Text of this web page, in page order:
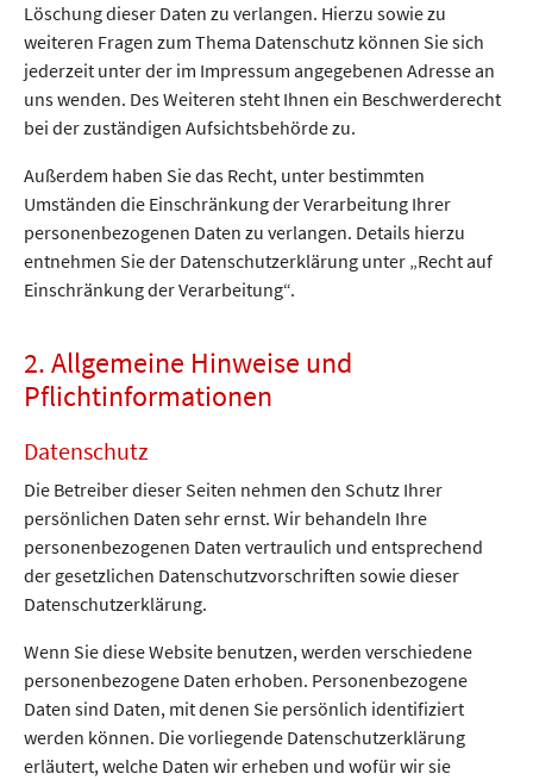
Löschung dieser Daten zu verlangen. Hierzu sowie zu
weiteren Fragen zum Thema Datenschutz können Sie sich
jederzeit unter der im Impressum angegebenen Adresse an
uns wenden. Des Weiteren steht Ihnen ein Beschwerderecht
bei der zuständigen Aufsichtsbehörde zu.
Außerdem haben Sie das Recht, unter bestimmten
Umständen die Einschränkung der Verarbeitung Ihrer
personenbezogenen Daten zu verlangen. Details hierzu
entnehmen Sie der Datenschutzerklärung unter „Recht auf
Einschränkung der Verarbeitung“.
2. Allgemeine Hinweise und
Pflichtinformationen
Datenschutz
Die Betreiber dieser Seiten nehmen den Schutz Ihrer
persönlichen Daten sehr ernst. Wir behandeln Ihre
personenbezogenen Daten vertraulich und entsprechend
der gesetzlichen Datenschutzvorschriften sowie dieser
Datenschutzerklärung.
Wenn Sie diese Website benutzen, werden verschiedene
personenbezogene Daten erhoben. Personenbezogene
Daten sind Daten, mit denen Sie persönlich identifiziert
werden können. Die vorliegende Datenschutzerklärung
erläutert, welche Daten wir erheben und wofür wir sie